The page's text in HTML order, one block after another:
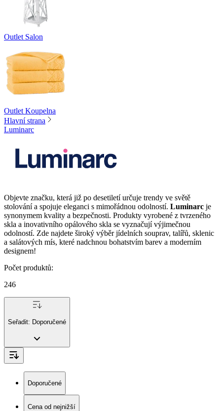
Outlet Salon
Outlet Koupelna
Hlavní strana
Luminarc
Objevte značku, která již po desetiletí určuje trendy ve světě
stolování a spojuje eleganci s mimořádnou odolností. Luminarc je
synonymem kvality a bezpečnosti. Produkty vyrobené z tvrzeného
skla a inovativního opálového skla se vyznačují výjimečnou
odolností. Zde najdete široký výběr jídelních souprav, talířů, sklenic
a salátových mís, které nadchnou bohatstvím barev a moderním
designem!
Počet produktů:
246
Seřadit: Doporučené
Doporučené
Cena od nejnižší